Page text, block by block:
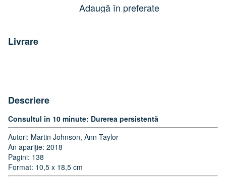
Adaugă în preferate
Livrare
Descriere
Consultul în 10 minute: Durerea persistentă
Autori: Martin Johnson, Ann Taylor
An apariție: 2018
Pagini: 138
Format: 10,5 x 18,5 cm